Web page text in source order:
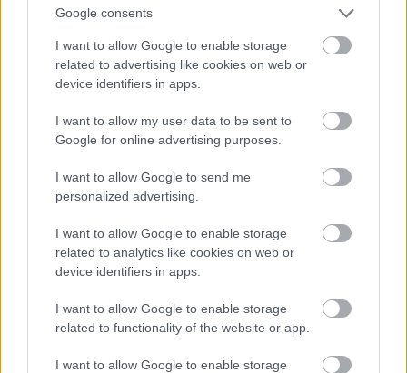
Google consents
I want to allow Google to enable storage
related to advertising like cookies on web or
device identifiers in apps.
I want to allow my user data to be sent to
Google for online advertising purposes.
I want to allow Google to send me
personalized advertising.
I want to allow Google to enable storage
related to analytics like cookies on web or
device identifiers in apps.
I want to allow Google to enable storage
related to functionality of the website or app.
I want to allow Google to enable storage
bulciņu stenda
“Izlīda ārā velniņš” –
visai neveikls kašķis ar
žurnālistu Ivo Leitānu
būtu nozīmējis, ka
Tramps 2024. gadā
kandidēt nedrīkstētu”
Atcelt Ziņot